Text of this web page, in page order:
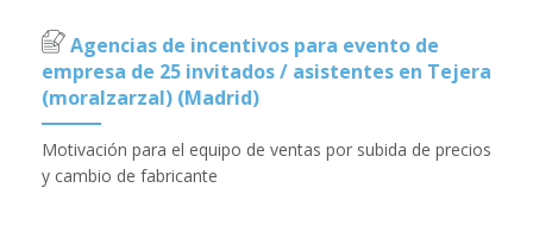
Agencias de incentivos para evento de
empresa de 25 invitados / asistentes en Tejera
(moralzarzal) (Madrid)
Motivación para el equipo de ventas por subida de precios
y cambio de fabricante